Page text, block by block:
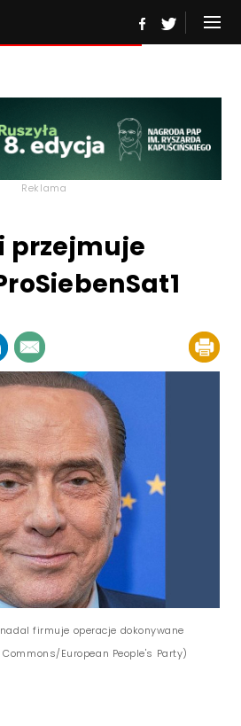
Reklama
przejmuje
firmuje operacje dokonywane
European People's Party)